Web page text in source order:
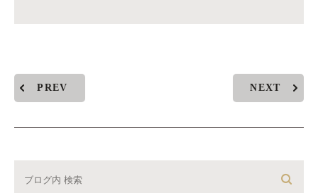
PREV NEXT